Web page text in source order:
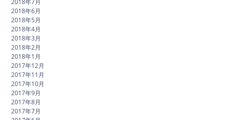
2018年7月
2018年6月
2018年5月
2018年4月
2018年3月
2018年2月
2018年1月
2017年12月
2017年11月
2017年10月
2017年9月
2017年8月
2017年7月